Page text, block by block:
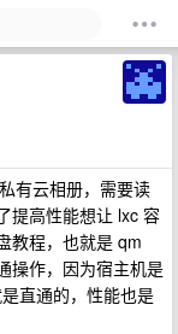
有云相册，需要读
提高性能想让 lxc 容
教程，也就是 qm
操作，因为宿主机是
直通的，性能也是